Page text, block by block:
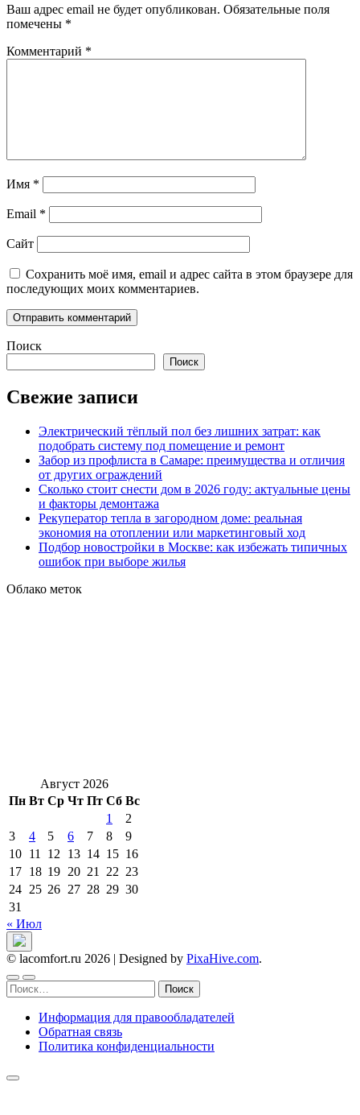
Ваш адрес email не будет опубликован. Обязательные поля
помечены *
Комментарий *
Имя *
Email *
Сайт
Сохранить моё имя, email и адрес сайта в этом браузере для
последующих моих комментариев.
Поиск
Поиск
Свежие записи
Электрический тёплый пол без лишних затрат: как
подобрать систему под помещение и ремонт
Забор из профлиста в Самаре: преимущества и отличия
от других ограждений
Сколько стоит снести дом в 2026 году: актуальные цены
и факторы демонтажа
Рекуператор тепла в загородном доме: реальная
экономия на отоплении или маркетинговый ход
Подбор новостройки в Москве: как избежать типичных
ошибок при выборе жилья
Облако меток
Август 2026
Пн Вт Ср Чт Пт Сб Вс
1
2
3
4 5 6 7 8
9
10 11 12 13 14 15 16
17 18 19 20 21 22 23
24 25 26 27 28 29 30
31
« Июл
© lacomfort.ru 2026 | Designed by PixaHive.com.
Найти:
Информация для правообладателей
Обратная связь
Политика конфиденциальности